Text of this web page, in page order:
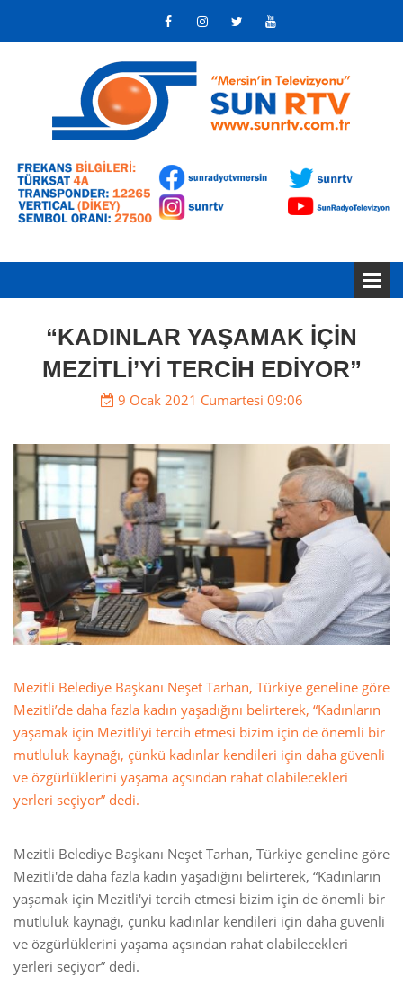
“KADINLAR YAŞAMAK İÇİN
MEZİTLİ’Yİ TERCİH EDİYOR”
9 Ocak 2021 Cumartesi 09:06
Mezitli Belediye Başkanı Neşet Tarhan, Türkiye geneline göre
Mezitli’de daha fazla kadın yaşadığını belirterek, “Kadınların
yaşamak için Mezitli’yi tercih etmesi bizim için de önemli bir
mutluluk kaynağı, çünkü kadınlar kendileri için daha güvenli
ve özgürlüklerini yaşama açsından rahat olabilecekleri
yerleri seçiyor” dedi.
Mezitli Belediye Başkanı Neşet Tarhan, Türkiye geneline göre
Mezitli'de daha fazla kadın yaşadığını belirterek, “Kadınların
yaşamak için Mezitli'yi tercih etmesi bizim için de önemli bir
mutluluk kaynağı, çünkü kadınlar kendileri için daha güvenli
ve özgürlüklerini yaşama açsından rahat olabilecekleri
yerleri seçiyor” dedi.